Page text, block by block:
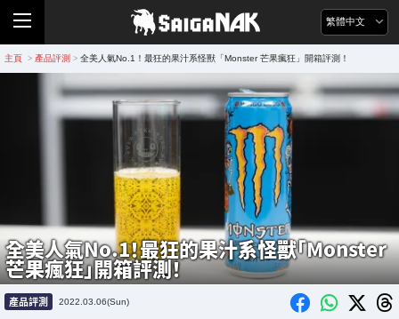
繁體中文
主頁 > 產品評測 > 全美人氣No.1！最狂的果汁系怪獸「Monster 芒果瘋狂」開箱評測！
全美人氣No.1！最狂的果汁系怪獸「Monster
芒果瘋狂」開箱評測！
產品評測 2022.03.06(Sun)